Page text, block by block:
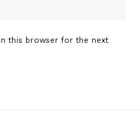
this browser for the next